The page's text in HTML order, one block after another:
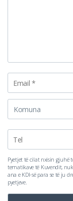
Pyetjet të cilat nxisin
tematikave të Kuvendit,
ana e KDI-së para se të ju
pyetjeve.